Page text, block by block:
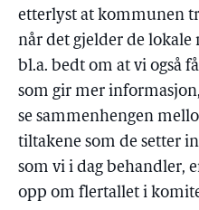
etterlyst at kommunen
når det gjelder de
bl.a. bedt om at vi også
som gir mer
se sammenhengen
tiltakene som de setter
som vi i dag behandler,
opp om flertallet i